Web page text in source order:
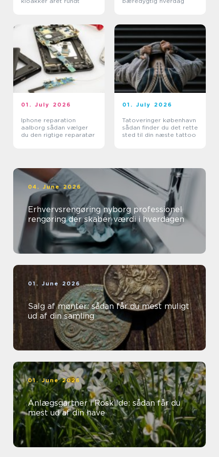
01. July 2026
Iphone reparation
aalborg sådan vælger
du den rigtige reparatør
01. July 2026
Tatoveringer københavn
sådan finder du det rette
sted til din næste tattoo
04. June 2026
Erhvervsrengøring nyborg professionel
rengøring der skaber værdi i hverdagen
01. June 2026
Salg af mønter: sådan får du mest muligt
ud af din samling
01. June 2026
Anlægsgartner i Roskilde: sådan får du
mest ud af din have